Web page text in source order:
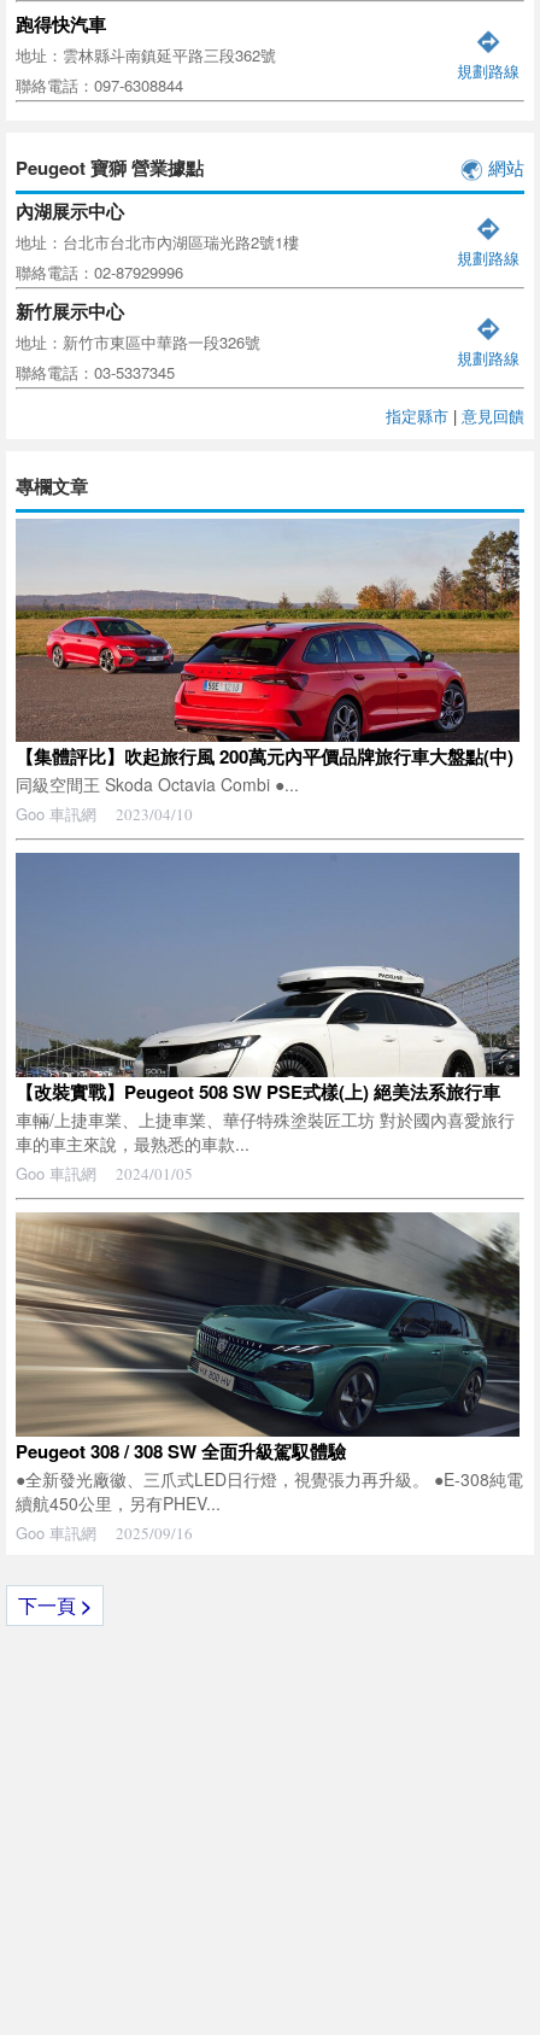
跑得快汽車
地址：雲林縣斗南鎮延平路三段362號
聯絡電話：097-6308844
規劃路線
Peugeot 寶獅 營業據點 網站
內湖展示中心
地址：台北市台北市內湖區瑞光路2號1樓
聯絡電話：02-87929996
規劃路線
新竹展示中心
地址：新竹市東區中華路一段326號
聯絡電話：03-5337345
規劃路線
指定縣市 | 意見回饋
專欄文章
【集體評比】吹起旅行風 200萬元內平價品牌旅行車大盤點(中)
同級空間王 Skoda Octavia Combi ●...
Goo 車訊網 2023/04/10
【改裝實戰】Peugeot 508 SW PSE式樣(上) 絕美法系旅行車
車輛/上捷車業、上捷車業、華仔特殊塗裝匠工坊 對於國內喜愛旅行
車的車主來說，最熟悉的車款...
Goo 車訊網 2024/01/05
Peugeot 308 / 308 SW 全面升級駕馭體驗
●全新發光廠徽、三爪式LED日行燈，視覺張力再升級。 ●E-308純電
續航450公里，另有PHEV...
Goo 車訊網 2025/09/16
下一頁 >